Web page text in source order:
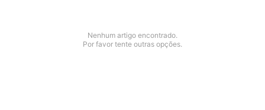
Nenhum artigo encontrado.
Por favor tente outras opções.